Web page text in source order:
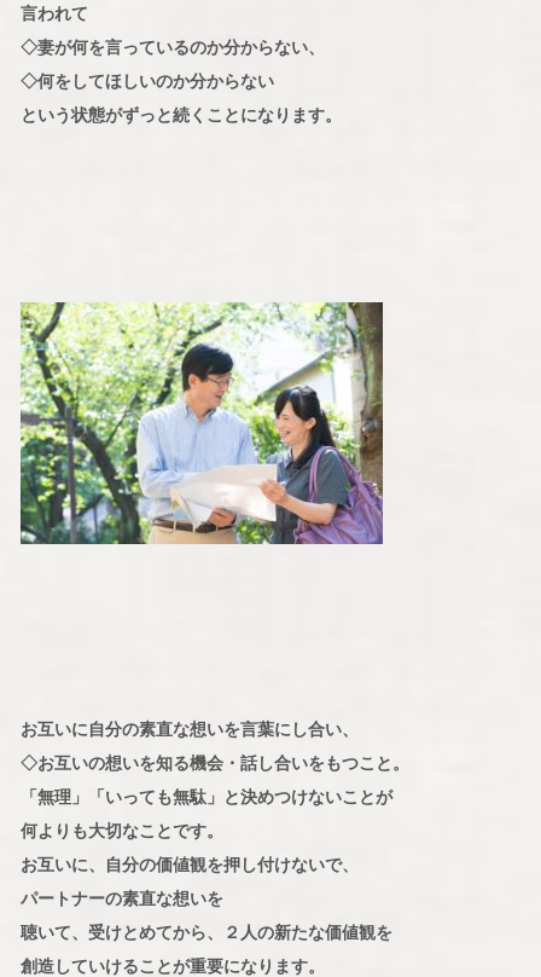
言われて
◇妻が何を言っているのか分からない、
◇何をしてほしいのか分からない
という状態がずっと続くことになります。
お互いに自分の素直な想いを言葉にし合い、
◇お互いの想いを知る機会・話し合いをもつこと。
「無理」「いっても無駄」と決めつけないことが
何よりも大切なことです。
お互いに、自分の価値観を押し付けないで、
パートナーの素直な想いを
聴いて、受けとめてから、２人の新たな価値観を
創造していけることが重要になります。